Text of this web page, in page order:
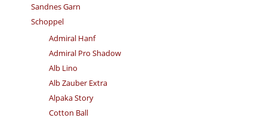
Sandnes Garn
Schoppel
Admiral Hanf
Admiral Pro Shadow
Alb Lino
Alb Zauber Extra
Alpaka Story
Cotton Ball